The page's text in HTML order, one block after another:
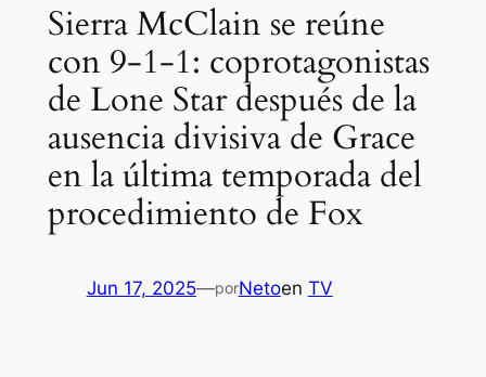
Sierra McClain se reúne
con 9-1-1: coprotagonistas
de Lone Star después de la
ausencia divisiva de Grace
en la última temporada del
procedimiento de Fox
Jun 17, 2025—porNetoen TV